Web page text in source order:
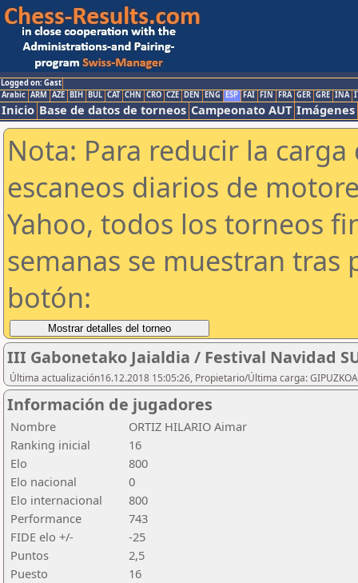
Logged on: Gast
Arabic ARM AZE BIH BUL CAT CHN CRO CZE DEN ENG ESP FAI FIN FRA GER GRE INA
Inicio Base de datos de torneos Campeonato AUT Imágenes
Nota: Para reducir la
escaneos diarios de
Yahoo, todos los torneos
semanas se muestran tras
botón:
III Gabonetako Jaialdia / Festival Navidad
Última actualización16.12.2018 15:05:26, Propietario/Última carga:
Información de jugadores
Nombre
ORTIZ HILARIO Aimar
Ranking inicial
16
Elo
800
Elo nacional
0
Elo internacional
800
Performance
743
FIDE elo +/-
-25
Puntos
2,5
Puesto
16